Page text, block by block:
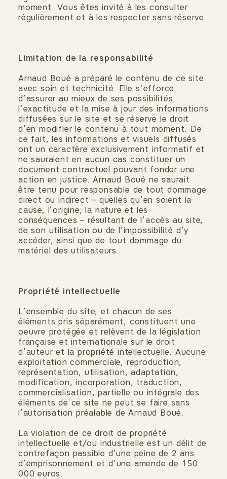
moment. Vous êtes invité à les consulter
régulièrement et à les respecter sans réserve.
Limitation de la responsabilité
Arnaud Boué a préparé le contenu de ce site
avec soin et technicité. Elle s’efforce
d’assurer au mieux de ses possibilités
l’exactitude et la mise à jour des informations
diffusées sur le site et se réserve le droit
d’en modifier le contenu à tout moment. De
ce fait, les informations et visuels diffusés
ont un caractère exclusivement informatif et
ne sauraient en aucun cas constituer un
document contractuel pouvant fonder une
action en justice. Arnaud Boué ne saurait
être tenu pour responsable de tout dommage
direct ou indirect – quelles qu’en soient la
cause, l’origine, la nature et les
conséquences – résultant de l’accès au site,
de son utilisation ou de l’impossibilité d’y
accéder, ainsi que de tout dommage du
matériel des utilisateurs.
Propriété intellectuelle
L’ensemble du site, et chacun de ses
éléments pris séparément, constituent une
oeuvre protégée et relèvent de la législation
française et internationale sur le droit
d’auteur et la propriété intellectuelle. Aucune
exploitation commerciale, reproduction,
représentation, utilisation, adaptation,
modification, incorporation, traduction,
commercialisation, partielle ou intégrale des
éléments de ce site ne peut se faire sans
l’autorisation préalable de Arnaud Boué.
La violation de ce droit de propriété
intellectuelle et/ou industrielle est un délit de
contrefaçon passible d’une peine de 2 ans
d’emprisonnement et d’une amende de 150
000 euros.